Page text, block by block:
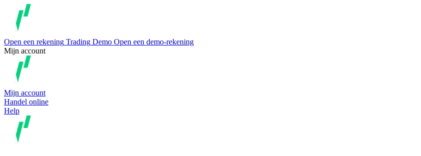
Open een rekening Trading Demo Open een demo-rekening
Mijn account
Mijn account
Handel online
Help